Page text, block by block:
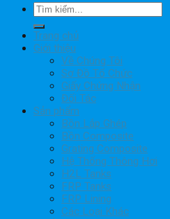
Tìm
kiếm:
Trang chủ
Giới thiệu
Về Chúng Tôi
Sơ Đồ Tổ Chức
Giấy Chứng Nhận
Đối Tác
Sản phẩm
Bồn Lắp Ghép
Bồn Composite
Grating Composite
Hệ Thống Thông Hơi
H2L Tanks
FRP Tanks
FRP Lining
Các Loại Khác